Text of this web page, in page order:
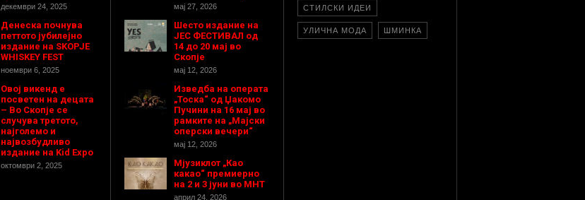
декември 24, 2025
Денеска почнува
петтото јубилејно
издание на SKOPJE
WHISKEY FEST
ноември 6, 2025
Овој викенд е
посветен на децата
– Во Скопје се
случува третото,
најголемо и
највозбудливо
издание на Kid Expo
октомври 2, 2025
мај 27, 2026
Шесто издание на
ЈЕС ФЕСТИВАЛ од
14 до 20 мај во
Скопје
мај 12, 2026
Изведба на операта
„Тоска“ од Џакомо
Пучини на 16 мај во
рамките на „Мајски
оперски вечери“
мај 12, 2026
Мјузиклот „Као
какао“ премиерно
на 2 и 3 јуни во МНТ
април 24, 2026
СТИЛСКИ ИДЕИ
УЛИЧНА МОДА ШМИНКА